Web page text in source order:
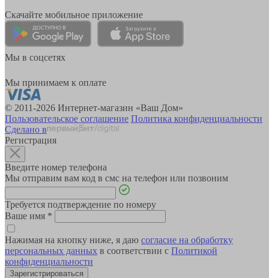
Скачайте мобильное приложение
Мы в соцсетях
Мы принимаем к оплате
© 2011-2026 Интернет-магазин «Ваш Дом»
Пользовательское соглашение Политика конфиденциальности
Сделано в
Регистрация
Введите номер телефона
Мы отправим вам код в смс на телефон или позвоним
Требуется подтверждение по номеру
Ваше имя *
Нажимая на кнопку ниже, я даю согласие на обработку
персональных данных в соответствии с Политикой
конфиденциальности
Зарегистрироваться